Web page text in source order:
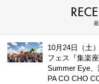
10月24日（土
フェス『集楽
Summer Eye
PA CO CHO